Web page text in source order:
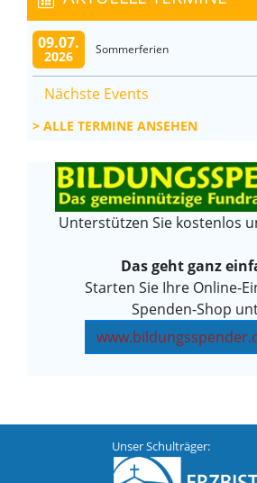
09.07.
2026 Sommerferien
Nächste Events
ALLE TERMINE ANSEHEN
Unterstützen Sie kostenlos
Das geht ganz
Starten Sie Ihre Online-
Spenden-Shop
Unser Schulträger: